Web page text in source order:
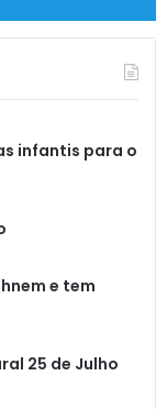
infantis para o
e tem
25 de Julho